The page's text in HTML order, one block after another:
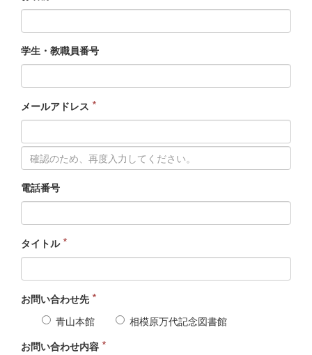
学生・教職員番号
メールアドレス *
電話番号
タイトル *
お問い合わせ先 *
青山本館
相模原万代記念図書館
お問い合わせ内容 *